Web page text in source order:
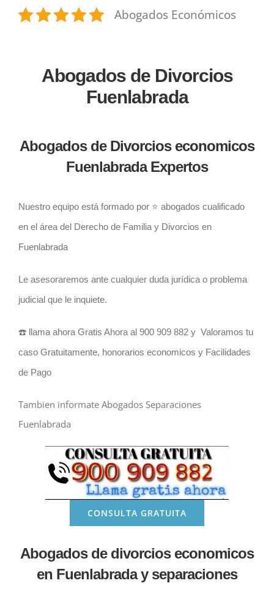
Abogados Económicos
Abogados de Divorcios
Fuenlabrada
Abogados de Divorcios economicos
Fuenlabrada Expertos
Nuestro equipo está formado por ⭐️ abogados cualificado
en el área del Derecho de Familia y Divorcios en
Fuenlabrada
Le asesoraremos ante cualquier duda jurídica o problema
judicial que le inquiete.
☎️ llama ahora Gratis Ahora al 900 909 882 y Valoramos tu
caso Gratuitamente, honorarios economicos y Facilidades
de Pago
Tambien informate Abogados Separaciones
Fuenlabrada
CONSULTA GRATUITA
Abogados de divorcios economicos
en Fuenlabrada y separaciones